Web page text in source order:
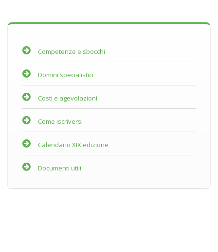
Competenze e sbocchi
Domini specialistici
Costi e agevolazioni
Come iscriversi
Calendario XIX edizione
Documenti utili